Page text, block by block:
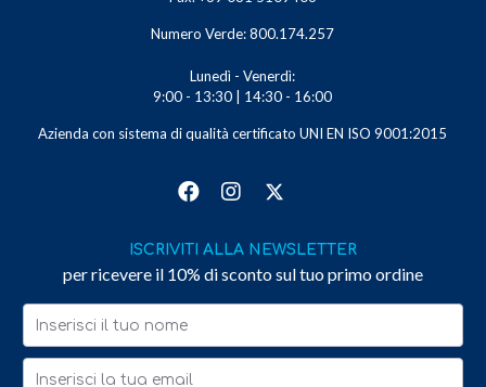
Numero Verde: 800.174.257
Lunedì - Venerdì:
9:00 - 13:30 | 14:30 - 16:00
Azienda con sistema di qualità certificato UNI EN ISO 9001:2015
ISCRIVITI ALLA NEWSLETTER
per ricevere il 10% di sconto sul tuo primo ordine